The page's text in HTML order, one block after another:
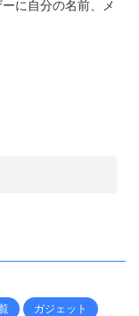
に自分の名前、メ
ガジェット